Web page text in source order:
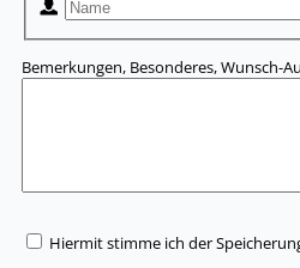
Bemerkungen, Besonderes, Wunsch-
Hiermit stimme ich der